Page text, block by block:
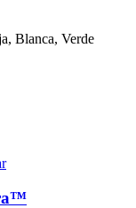
Blanca, Verde